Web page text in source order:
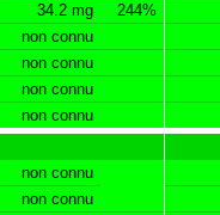
34.2 mg
244%
non connu
non connu
non connu
non connu
non connu
non connu